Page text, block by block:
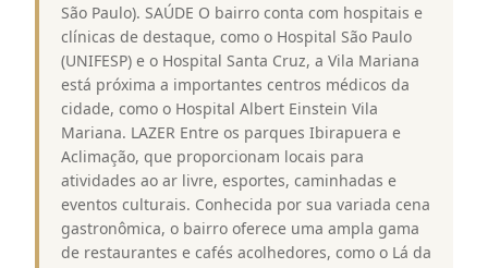
São Paulo). SAÚDE O bairro conta com hospitais e
clínicas de destaque, como o Hospital São Paulo
(UNIFESP) e o Hospital Santa Cruz, a Vila Mariana
está próxima a importantes centros médicos da
cidade, como o Hospital Albert Einstein Vila
Mariana. LAZER Entre os parques Ibirapuera e
Aclimação, que proporcionam locais para
atividades ao ar livre, esportes, caminhadas e
eventos culturais. Conhecida por sua variada cena
gastronômica, o bairro oferece uma ampla gama
de restaurantes e cafés acolhedores, como o Lá da